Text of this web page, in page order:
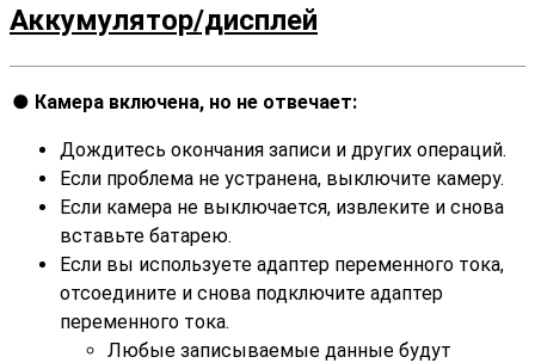
Аккумулятор/дисплей
Камера включена, но не отвечает:
Дождитесь окончания записи и других операций.
Если проблема не устранена, выключите камеру.
Если камера не выключается, извлеките и снова
вставьте батарею.
Если вы используете адаптер переменного тока,
отсоедините и снова подключите адаптер
переменного тока.
Любые записываемые данные будут